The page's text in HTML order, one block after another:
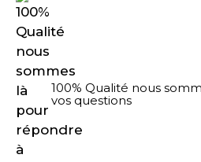
100% Qualité nous
vos questions